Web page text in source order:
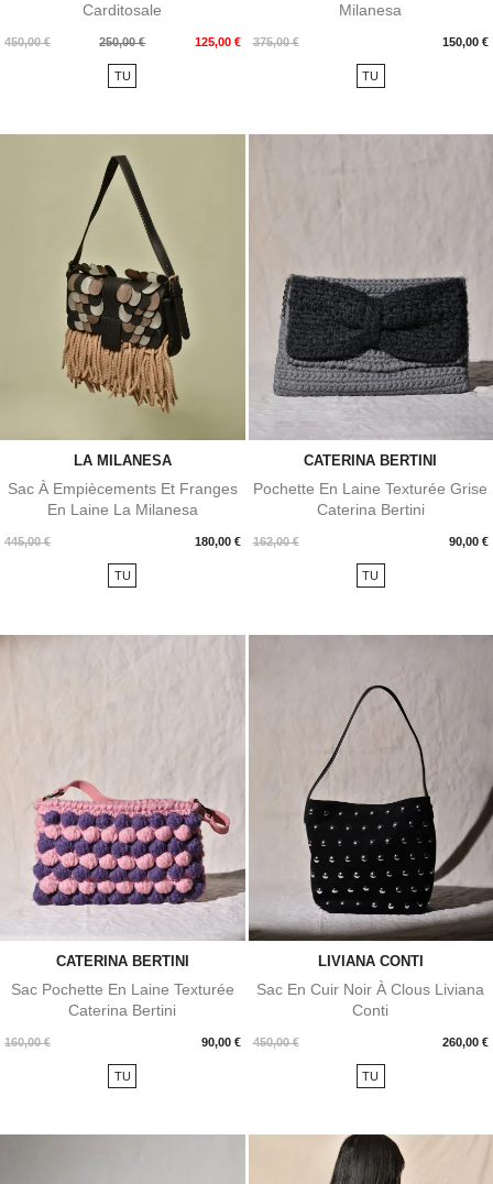
Carditosale
450,00 €
Prix
250,00 € 125,00 €
Prix
TU
Milanesa
375,00 € 150,00 €
Prix
TU
LA MILANESA
Sac À Empiècements Et Franges
En Laine La Milanesa
445,00 € 180,00 €
Prix
TU
CATERINA BERTINI
Pochette En Laine Texturée Grise
Caterina Bertini
162,00 € 90,00 €
Prix
TU
CATERINA BERTINI
Sac Pochette En Laine Texturée
Caterina Bertini
160,00 € 90,00 €
Prix
TU
LIVIANA CONTI
Sac En Cuir Noir À Clous Liviana
Conti
450,00 € 260,00 €
Prix
TU